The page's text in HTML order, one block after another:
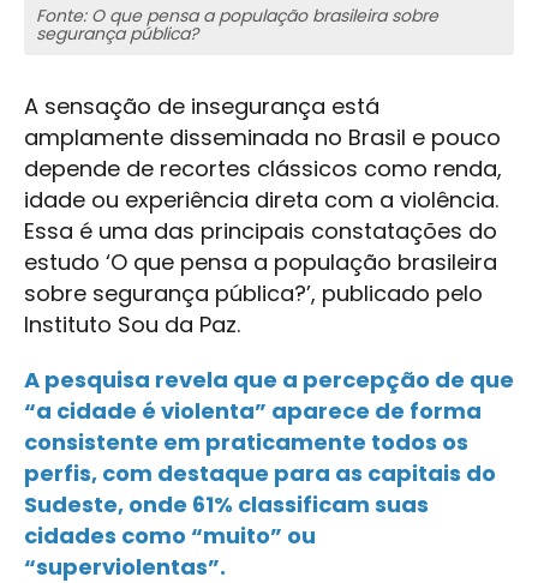
Fonte: O que pensa a população brasileira sobre
segurança pública?
A sensação de insegurança está
amplamente disseminada no Brasil e pouco
depende de recortes clássicos como renda,
idade ou experiência direta com a violência.
Essa é uma das principais constatações do
estudo ‘O que pensa a população brasileira
sobre segurança pública?’, publicado pelo
Instituto Sou da Paz.
A pesquisa revela que a percepção de que
“a cidade é violenta” aparece de forma
consistente em praticamente todos os
perfis, com destaque para as capitais do
Sudeste, onde 61% classificam suas
cidades como “muito” ou
“superviolentas”.